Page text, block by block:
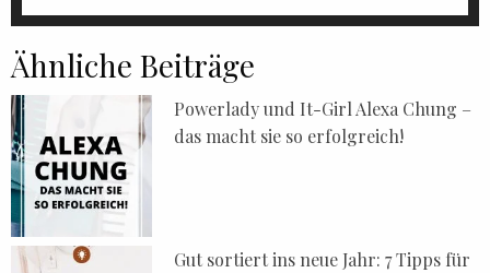
Ähnliche Beiträge
Powerlady und It-Girl Alexa Chung –
das macht sie so erfolgreich!
Gut sortiert ins neue Jahr: 7 Tipps für